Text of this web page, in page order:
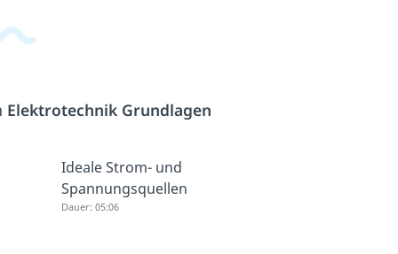
Elektrotechnik Grundlagen
Ideale Strom- und
Spannungsquellen
Dauer: 05:06